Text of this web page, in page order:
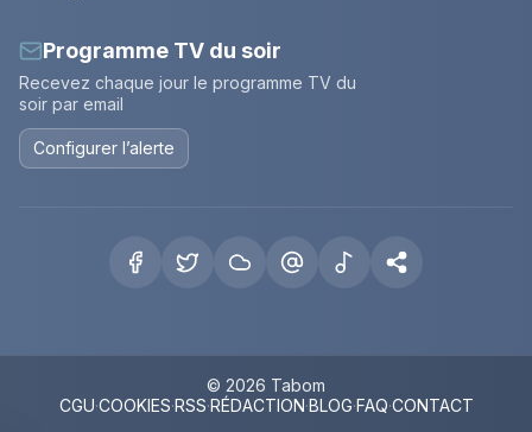
Programme TV du soir
Recevez chaque jour le programme TV du
soir par email
Configurer l’alerte
© 2026 Tabom
CGU·COOKIES·RSS·RÉDACTION·BLOG·FAQ·CONTACT